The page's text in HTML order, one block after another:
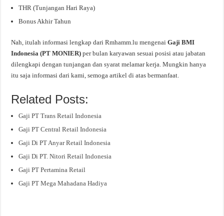
THR (Tunjangan Hari Raya)
Bonus Akhir Tahun
Nah, itulah informasi lengkap dari Rmhamm.lu mengenaiGaji BMI
Indonesia (PT MONIER)per bulan karyawan sesuai posisi atau jabatan
dilengkapi dengan tunjangan dan syarat melamar kerja. Mungkin hanya
itu saja informasi dari kami, semoga artikel di atas bermanfaat.
Related Posts:
Gaji PT Trans Retail Indonesia
Gaji PT Central Retail Indonesia
Gaji Di PT Anyar Retail Indonesia
Gaji Di PT. Nitori Retail Indonesia
Gaji PT Pertamina Retail
Gaji PT Mega Mahadana Hadiya